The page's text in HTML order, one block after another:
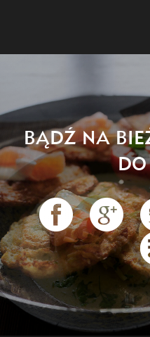
BĄDŹ NA